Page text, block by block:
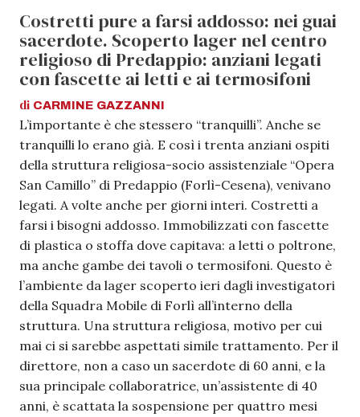
Costretti pure a farsi addosso: nei guai
sacerdote. Scoperto lager nel centro
religioso di Predappio: anziani legati
con fascette ai letti e ai termosifoni
di CARMINE GAZZANNI
L’importante è che stessero “tranquilli”. Anche se
tranquilli lo erano già. E così i trenta anziani ospiti
della struttura religiosa-socio assistenziale “Opera
San Camillo” di Predappio (Forlì-Cesena), venivano
legati. A volte anche per giorni interi. Costretti a
farsi i bisogni addosso. Immobilizzati con fascette
di plastica o stoffa dove capitava: a letti o poltrone,
ma anche gambe dei tavoli o termosifoni. Questo è
l’ambiente da lager scoperto ieri dagli investigatori
della Squadra Mobile di Forlì all’interno della
struttura. Una struttura religiosa, motivo per cui
mai ci si sarebbe aspettati simile trattamento. Per il
direttore, non a caso un sacerdote di 60 anni, e la
sua principale collaboratrice, un’assistente di 40
anni, è scattata la sospensione per quattro mesi